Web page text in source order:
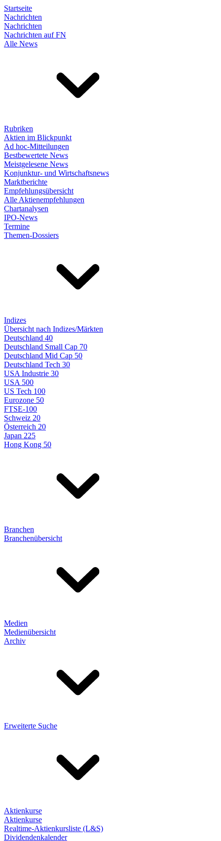
Startseite
Nachrichten
Nachrichten
Nachrichten auf FN
Alle News
Rubriken
Aktien im Blickpunkt
Ad hoc-Mitteilungen
Bestbewertete News
Meistgelesene News
Konjunktur- und Wirtschaftsnews
Marktberichte
Empfehlungsübersicht
Alle Aktienempfehlungen
Chartanalysen
IPO-News
Termine
Themen-Dossiers
Indizes
Übersicht nach Indizes/Märkten
Deutschland 40
Deutschland Small Cap 70
Deutschland Mid Cap 50
Deutschland Tech 30
USA Industrie 30
USA 500
US Tech 100
Eurozone 50
FTSE-100
Schweiz 20
Österreich 20
Japan 225
Hong Kong 50
Branchen
Branchenübersicht
Medien
Medienübersicht
Archiv
Erweiterte Suche
Aktienkurse
Aktienkurse
Realtime-Aktienkursliste (L&S)
Dividendenkalender